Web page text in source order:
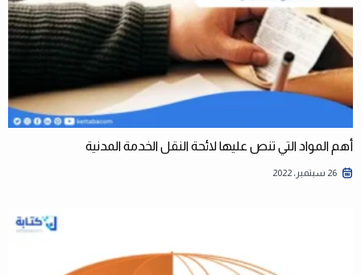
أهم المواد التي تنص عليها لائحة النقل الخدمة المدنية
26 سبتمبر، 2022